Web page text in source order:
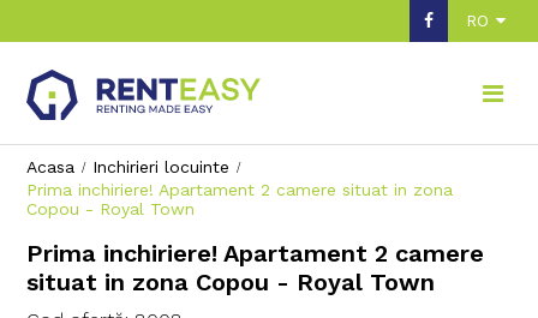
RO
Acasa
Inchirieri locuinte
Prima inchiriere! Apartament 2 camere situat in zona
Copou - Royal Town
Prima inchiriere! Apartament 2 camere
situat in zona Copou - Royal Town